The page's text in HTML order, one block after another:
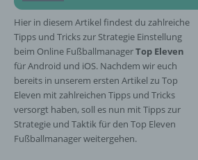
Hier in diesem Artikel findest du zahlreiche
Tipps und Tricks zur Strategie Einstellung
beim Online FußballmanagerTop Eleven
für Android und iOS. Nachdem wir euch
bereits in unserem ersten Artikel zu Top
Eleven mit zahlreichen Tipps und Tricks
versorgt haben, soll es nun mit Tipps zur
Strategie und Taktik für den Top Eleven
Fußballmanager weitergehen.